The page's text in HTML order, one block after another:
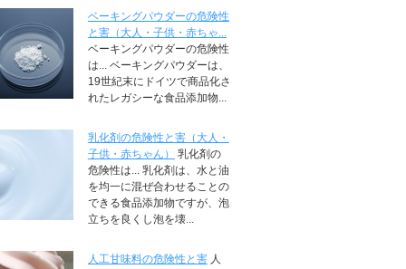
ベーキングパウダーの危険性
と害（大人・子供・赤ちゃ...
ベーキングパウダーの危険性
は... ベーキングパウダーは、
19世紀末にドイツで商品化さ
れたレガシーな食品添加物...
乳化剤の危険性と害（大人・
子供・赤ちゃん）
乳化剤の
危険性は... 乳化剤は、水と油
を均一に混ぜ合わせることの
できる食品添加物ですが、泡
立ちを良くし泡を壊...
人工甘味料の危険性と害 人